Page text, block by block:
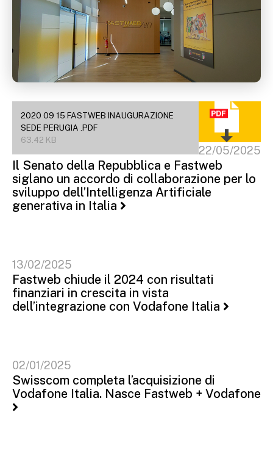
2020 09 15 FASTWEB INAUGURAZIONE
SEDE PERUGIA .PDF
63.42 KB
22/05/2025
Il Senato della Repubblica e Fastweb
siglano un accordo di collaborazione per lo
sviluppo dell’Intelligenza Artificiale
generativa in Italia
13/02/2025
Fastweb chiude il 2024 con risultati
finanziari in crescita in vista
dell’integrazione con Vodafone Italia
02/01/2025
Swisscom completa l’acquisizione di
Vodafone Italia. Nasce Fastweb + Vodafone